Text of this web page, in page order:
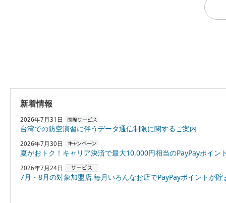
新着情報
2026年7月31日
台湾での防空演習に伴うデータ通信制限に関するご案内
2026年7月30日
夏がおトク！キャリア決済で最大10,000円相当のPayPayポイントプレゼント
2026年7月24日
7月・8月の対象加盟店 毎月いろんなお店でPayPayポイントが貯まる！「スーパーPayPayクーポ